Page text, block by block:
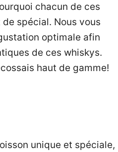
chacun de ces
spécial. Nous vous
optimale afin
de ces whiskys.
haut de gamme!
unique et spéciale,